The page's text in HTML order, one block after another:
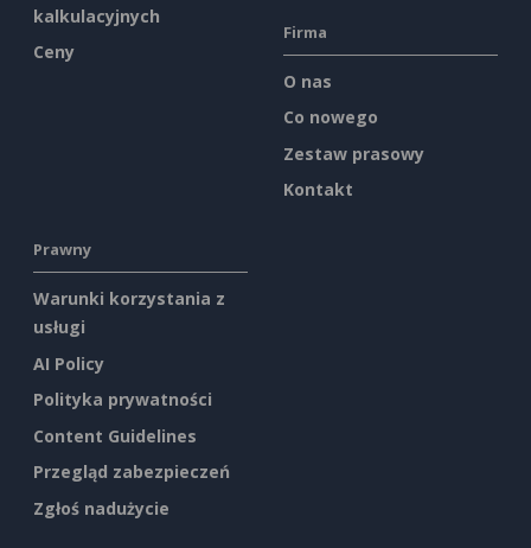
kalkulacyjnych
Ceny
Firma
O nas
Co nowego
Zestaw prasowy
Kontakt
Prawny
Warunki korzystania z
usługi
AI Policy
Polityka prywatności
Content Guidelines
Przegląd zabezpieczeń
Zgłoś nadużycie